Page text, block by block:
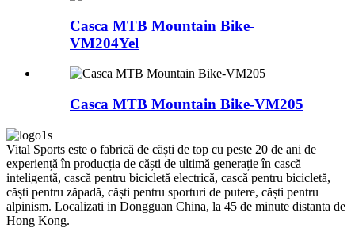
Casca MTB Mountain Bike-
VM204Yel
Casca MTB Mountain Bike-VM205
Vital Sports este o fabrică de căști de top cu peste 20 de ani de
experiență în producția de căști de ultimă generație în cască
inteligentă, cască pentru bicicletă electrică, cască pentru bicicletă,
căști pentru zăpadă, căști pentru sporturi de putere, căști pentru
alpinism. Localizati in Dongguan China, la 45 de minute distanta de
Hong Kong.